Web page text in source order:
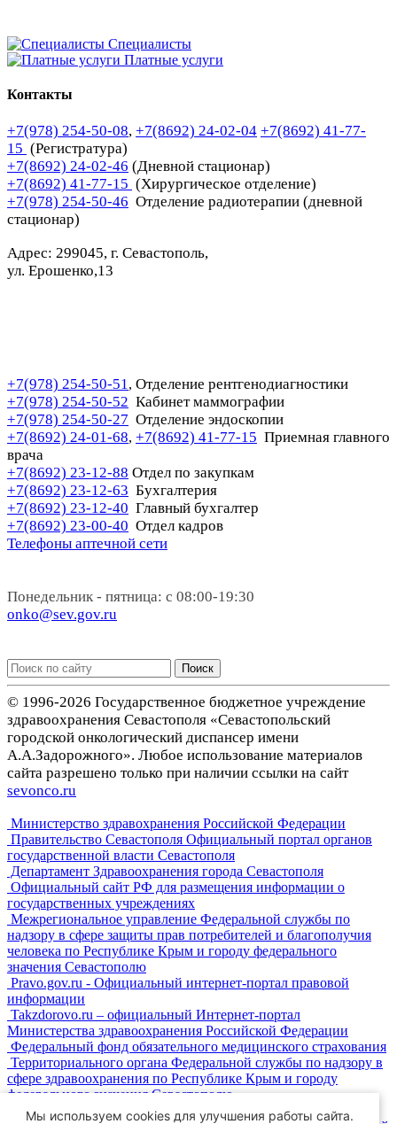
Специалисты
Платные услуги
Контакты
+7(978) 254-50-08, +7(8692) 24-02-04 +7(8692) 41-77-
15 (Регистратура)
+7(8692) 24-02-46 (Дневной стационар)
+7(8692) 41-77-15 (Хирургическое отделение)
+7(978) 254-50-46 Отделение радиотерапии (дневной
стационар)
Адрес: 299045, г. Севастополь,
ул. Ерошенко,13
+7(978) 254-50-51 , Отделение рентгенодиагностики
+7(978) 254-50-52 Кабинет маммографии
+7(978) 254-50-27 Отделение эндоскопии
+7(8692) 24-01-68, +7(8692) 41-77-15 Приемная главного
врача
+7(8692) 23-12-88 Отдел по закупкам
+7(8692) 23-12-63 Бухгалтерия
+7(8692) 23-12-40 Главный бухгалтер
+7(8692) 23-00-40 Отдел кадров
Телефоны аптечной сети
Понедельник - пятница: с 08:00-19:30
onko@sev.gov.ru
Поиск
© 1996-2026 Государственное бюджетное учреждение
здравоохранения Севастополя «Севастопольский
городской онкологический диспансер имени
А.А.Задорожного». Любое использование материалов
сайта разрешено только при наличии ссылки на сайт
sevonco.ru
Министерство здравохранения Российской Федерации
Правительство Севастополя Официальный портал органов
государственной власти Севастополя
Департамент Здравоохранения города Севастополя
Официальный сайт РФ для размещения информации о
государственных учреждениях
Межрегиональное управление Федеральной службы по
надзору в сфере защиты прав потребителей и благополучия
человека по Республике Крым и городу федерального
значения Севастополю
Pravo.gov.ru - Официальный интернет-портал правовой
информации
Takzdorovo.ru – официальный Интернет-портал
Министерства здравоохранения Российской Федерации
Федеральный фонд обязательного медицинского страхования
Территориального органа Федеральной службы по надзору в
сфере здравоохранения по Республике Крым и городу
федерального значения Севастополю
Портал государственных услуг Российской Федерации
Мы используем cookies для улучшения работы сайта.